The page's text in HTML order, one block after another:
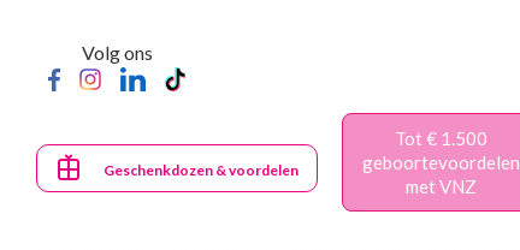
content
Volg ons
Geschenkdozen & voordelen
Tot € 1.500
geboortevoordelen
met VNZ